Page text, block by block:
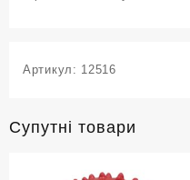
Артикул: 12516
Супутні товари